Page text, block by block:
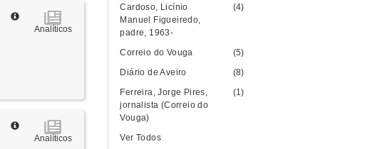
Analíticos
Analíticos
Cardoso, Licínio
Manuel Figueiredo,
padre, 1963-
(4)
Correio do Vouga
(5)
Diário de Aveiro
(8)
Ferreira, Jorge Pires,
jornalista (Correio do
Vouga)
(1)
Ver Todos